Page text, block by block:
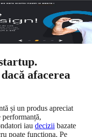
afacerea
și un produs apreciat
iau decizii bazate
poate funcționa. Pe